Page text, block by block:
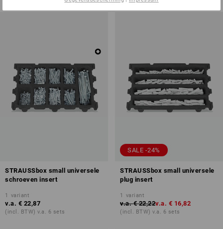
STRAUSSbox small universele
schroeven insert
1 variant
v.a. € 22,87
(incl. BTW) v.a. 6 sets
SALE -24%
STRAUSSbox small universele
plug insert
1 variant
v.a. € 22,22v.a. € 16,82
(incl. BTW) v.a. 6 sets